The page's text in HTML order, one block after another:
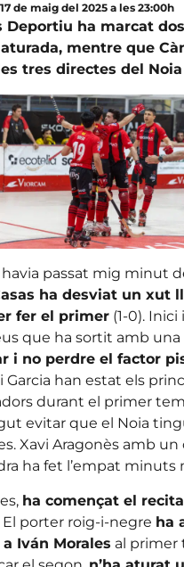
de maig del 2025 a les 23:00h
Deportiu ha marcat
mentre que
tres directes del Noia
passat mig minut
ha desviat un xut
fer el primer (1-0).
que ha sortit amb una
i no perdre el factor
Garcia han estat els
durant el primer
evitar que el Noia
Xavi Aragonès amb un
ha fet l’empat minuts
ha començat el
El porter roig-i-negre ha
Iván Morales al primer